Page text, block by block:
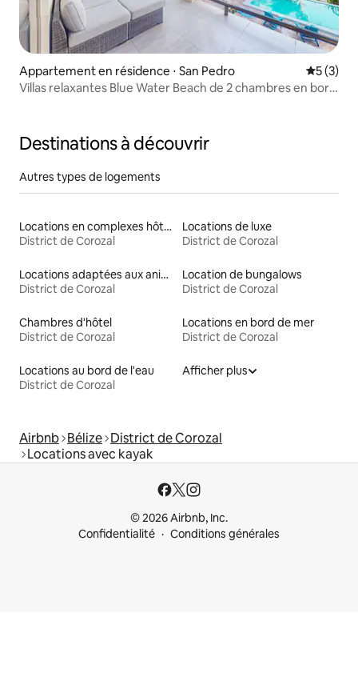
Appartement en résidence ⋅ San Pedro
5 (3)
Villas relaxantes Blue Water Beach de 2 chambres en bord
Destinations à découvrir
Autres types de logements
Locations en complexes hôteliers
District de Corozal
Locations de luxe
District de Corozal
Locations adaptées aux animaux
District de Corozal
Location de bungalows
District de Corozal
Chambres d'hôtel
District de Corozal
Locations en bord de mer
District de Corozal
Locations au bord de l'eau
District de Corozal
Afficher plus
Airbnb Bélize District de Corozal
Locations avec kayak
© 2026 Airbnb, Inc.
Confidentialité
Conditions générales